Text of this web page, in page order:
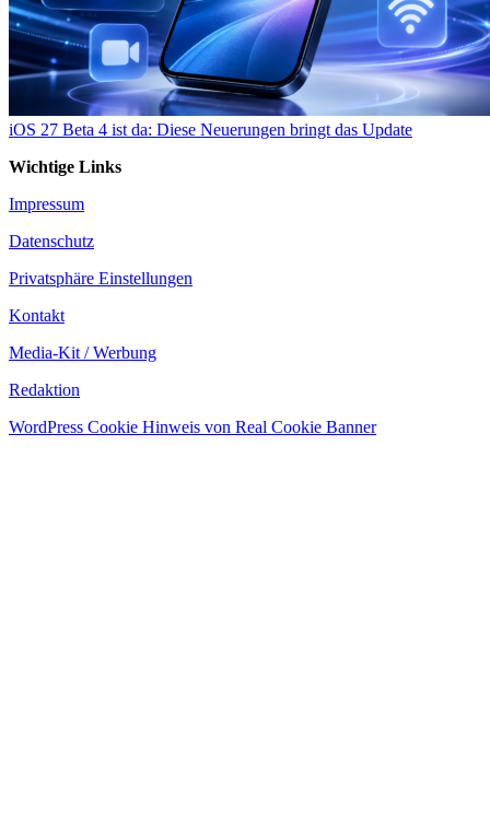
iOS 27 Beta 4 ist da: Diese Neuerungen bringt das Update
Wichtige Links
Impressum
Datenschutz
Privatsphäre Einstellungen
Kontakt
Media-Kit / Werbung
Redaktion
WordPress Cookie Hinweis von Real Cookie Banner